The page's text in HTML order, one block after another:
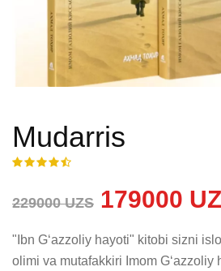
Mudarris
229000 UZS 179000
"Ibn Gʻazzoliy hayoti" kitobi sizni
olimi va mutafakkiri Imom Gʻazzoliy